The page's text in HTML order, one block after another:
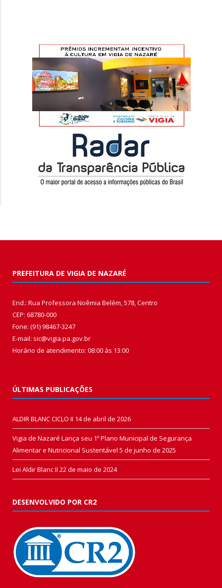
PREFEITURA DE VIGIA DE NAZARÉ
End.: Rua Professora Noêmia Belém, 578, Centro
CEP: 68780-000
Fone: (91) 98467-3247
E-mail: sic@vigia.pa.gov.br
Horário de atendimento: 08:00 às 13:00
ÚLTIMAS PUBLICAÇÕES
ALDIR BLANC CICLO II 14 de abril de 2026
Vigia de Nazaré Lança seu 1º Plano Municipal de Segurança
Alimentar e Nutricional Sustentável 5 de junho de 2025
Lei Aldir Blanc II 22 de maio de 2024
DESENVOLVIDO POR CR2